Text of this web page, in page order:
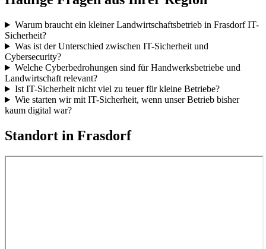
Warum braucht ein kleiner Landwirtschaftsbetrieb in Frasdorf IT-
Sicherheit?
Was ist der Unterschied zwischen IT-Sicherheit und
Cybersecurity?
Welche Cyberbedrohungen sind für Handwerksbetriebe und
Landwirtschaft relevant?
Ist IT-Sicherheit nicht viel zu teuer für kleine Betriebe?
Wie starten wir mit IT-Sicherheit, wenn unser Betrieb bisher
kaum digital war?
Standort in Frasdorf